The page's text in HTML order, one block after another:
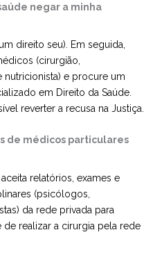
negar a minha
direito seu). Em seguida,
(cirurgião,
e procure um
em Direito da Saúde.
reverter a recusa na Justiça.
de médicos particulares
relatórios, exames e
(psicólogos,
da rede privada para
realizar a cirurgia pela rede